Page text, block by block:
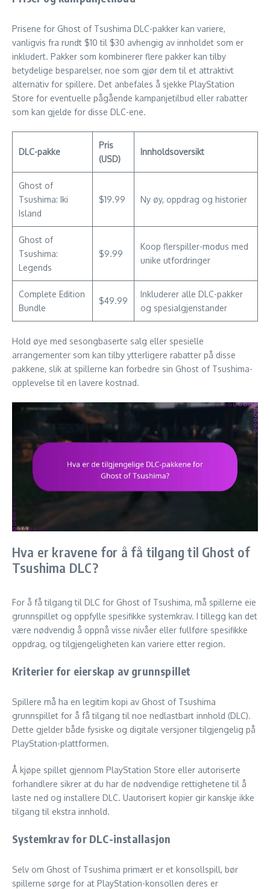
Prisene for Ghost of Tsushima DLC-pakker kan variere,
vanligvis fra rundt $10 til $30 avhengig av innholdet som er
inkludert. Pakker som kombinerer flere pakker kan tilby
betydelige besparelser, noe som gjør dem til et attraktivt
alternativ for spillere. Det anbefales å sjekke PlayStation
Store for eventuelle pågående kampanjetilbud eller rabatter
som kan gjelde for disse DLC-ene.
DLC-pakke
Pris
(USD)
Innholdsoversikt
Ghost of
Tsushima: Iki
Island
$19.99 Ny øy, oppdrag og historier
Ghost of
Tsushima:
Legends
$9.99
Koop flerspiller-modus med
unike utfordringer
Complete Edition
Bundle
$49.99
Inkluderer alle DLC-pakker
og spesialgjenstander
Hold øye med sesongbaserte salg eller spesielle
arrangementer som kan tilby ytterligere rabatter på disse
pakkene, slik at spillerne kan forbedre sin Ghost of Tsushima-
opplevelse til en lavere kostnad.
Hva er kravene for å få tilgang til Ghost of
Tsushima DLC?
For å få tilgang til DLC for Ghost of Tsushima, må spillerne eie
grunnspillet og oppfylle spesifikke systemkrav. I tillegg kan det
være nødvendig å oppnå visse nivåer eller fullføre spesifikke
oppdrag, og tilgjengeligheten kan variere etter region.
Kriterier for eierskap av grunnspillet
Spillere må ha en legitim kopi av Ghost of Tsushima
grunnspillet for å få tilgang til noe nedlastbart innhold (DLC).
Dette gjelder både fysiske og digitale versjoner tilgjengelig på
PlayStation-plattformen.
Å kjøpe spillet gjennom PlayStation Store eller autoriserte
forhandlere sikrer at du har de nødvendige rettighetene til å
laste ned og installere DLC. Uautorisert kopier gir kanskje ikke
tilgang til ekstra innhold.
Systemkrav for DLC-installasjon
Selv om Ghost of Tsushima primært er et konsollspill, bør
spillerne sørge for at PlayStation-konsollen deres er